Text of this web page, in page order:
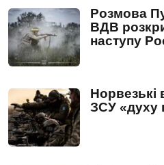
Розмова
ВДВ
наступу
Норвезькі
ЗСУ «духу